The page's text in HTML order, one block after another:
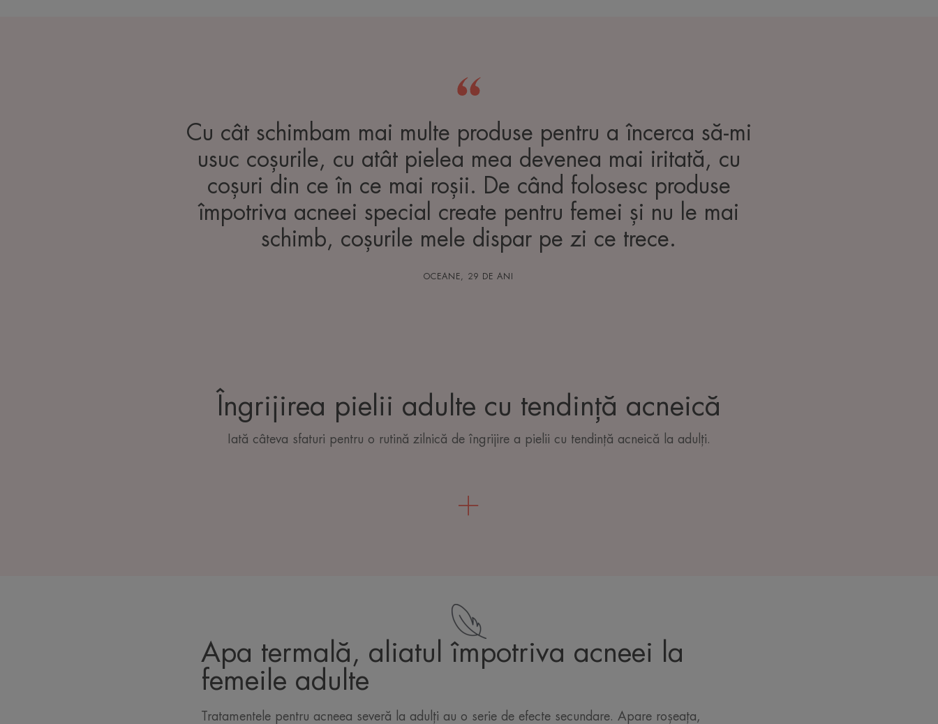
Cu cât schimbam mai multe produse pentru a încerca să-mi
usuc coșurile, cu atât pielea mea devenea mai iritată, cu
coșuri din ce în ce mai roșii. De când folosesc produse
împotriva acneei special create pentru femei și nu le mai
schimb, coșurile mele dispar pe zi ce trece.
OCEANE, 29 DE ANI
Îngrijirea pielii adulte cu tendință acneică
Iată câteva sfaturi pentru o rutină zilnică de îngrijire a pielii cu tendință acneică la adulți.
Apa termală, aliatul împotriva acneei la
femeile adulte
Tratamentele pentru acneea severă la adulți au o serie de efecte secundare. Apare roșeața,